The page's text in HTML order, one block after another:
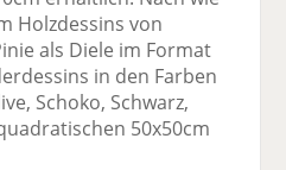
Holzdessins von
als Diele im Format
in den Farben
Schoko, Schwarz,
50x50cm